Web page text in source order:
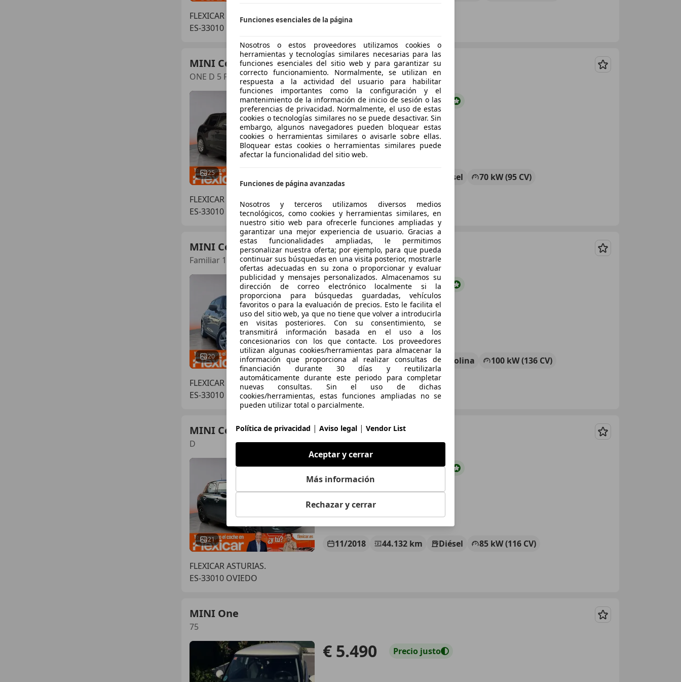
FLEXICAR ASTURIAS.
ES-33010 OVIEDO
MINI Cooper
ONE D 5 PUERTAS
Guardar
25
€ 10.490 Súperoferta
Diésel
70 kW (95 CV)
FLEXICAR ASTURIAS.
ES-33010 OVIEDO
MINI Cooper
Familiar 136cv Automático de 5 Puertas
Guardar
20
€ 16.770 Súper oferta
10/2022 41.217 km Gasolina
100 kW (136 CV)
FLEXICAR ASTURIAS.
ES-33010 OVIEDO
MINI Cooper
D
Guardar
21
€ 13.990 Súperoferta
11/2018 44.132 km Diésel
85 kW (116 CV)
FLEXICAR ASTURIAS.
ES-33010 OVIEDO
MINI One
75
Guardar
€ 5.490 Precio justo
Funciones esenciales de la página
Nosotros o estos proveedores utilizamos cookies o
herramientas y tecnologías similares necesarias para las
funciones esenciales del sitio web y para garantizar su
correcto funcionamiento. Normalmente, se utilizan en
respuesta a la actividad del usuario para habilitar
funciones importantes como la configuración y el
mantenimiento de la información de inicio de sesión o las
preferencias de privacidad. Normalmente, el uso de estas
cookies o tecnologías similares no se puede desactivar. Sin
embargo, algunos navegadores pueden bloquear estas
cookies o herramientas similares o avisarle sobre ellas.
Bloquear estas cookies o herramientas similares puede
afectar la funcionalidad del sitio web.
Funciones de página avanzadas
Nosotros y terceros utilizamos diversos medios
tecnológicos, como cookies y herramientas similares, en
nuestro sitio web para ofrecerle funciones ampliadas y
garantizar una mejor experiencia de usuario. Gracias a
estas funcionalidades ampliadas, le permitimos
personalizar nuestra oferta; por ejemplo, para que pueda
continuar sus búsquedas en una visita posterior, mostrarle
ofertas adecuadas en su zona o proporcionar y evaluar
publicidad y mensajes personalizados. Almacenamos su
dirección de correo electrónico localmente si la
proporciona para búsquedas guardadas, vehículos
favoritos o para la evaluación de precios. Esto le facilita el
uso del sitio web, ya que no tiene que volver a introducirla
en visitas posteriores. Con su consentimiento, se
transmitirá información basada en el uso a los
concesionarios con los que contacte. Los proveedores
utilizan algunas cookies/herramientas para almacenar la
información que proporciona al realizar consultas de
financiación durante 30 días y reutilizarla
automáticamente durante este periodo para completar
nuevas consultas. Sin el uso de dichas
cookies/herramientas, estas funciones ampliadas no se
pueden utilizar total o parcialmente.
Política de privacidad | Aviso legal | Vendor List
Aceptar y cerrar
Más información
Rechazar y cerrar